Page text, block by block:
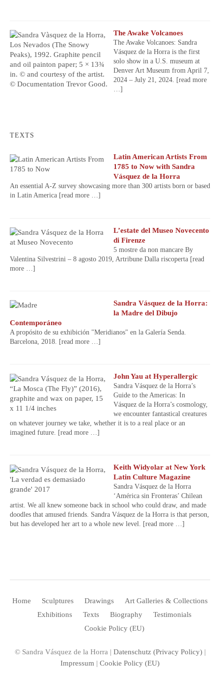
The Awake Volcanoes
The Awake Volcanoes: Sandra
Vásquez de la Horra is the first
solo show in a U.S. museum at
Denver Art Museum from April 7,
2024 – July 21, 2024. [read more
…]
TEXTS
Latin American Artists From
1785 to Now with Sandra
Vásquez de la Horra
An essential A-Z survey showcasing more than 300 artists born or based
in Latin America [read more …]
L’estate del Museo Novecento
di Firenze
5 mostre da non mancare By
Valentina Silvestrini – 8 agosto 2019, Artribune Dalla riscoperta [read
more …]
Sandra Vásquez de la Horra:
la Madre del Dibujo
Contemporáneo
A propósito de su exhibición "Meridianos" en la Galería Senda.
Barcelona, 2018.
[read more …]
John Yau at Hyperallergic
Sandra Vásquez de la Horra’s
Guide to the Americas: In
Vásquez de la Horra’s cosmology,
we encounter fantastical creatures
on whatever journey we take, whether it is to a real place or an
imagined future. [read more …]
Keith Widyolar at New York
Latin Culture Magazine
Sandra Vásquez de la Horra
‘América sin Fronteras’ Chilean
artist. We all knew someone back in school who could draw, and made
doodles that amused friends. Sandra Vásquez de la Horra is that person,
but has developed her art to a whole new level. [read more …]
Home Sculptures Drawings
Art Galleries & Collections
Exhibitions
Texts Biography
Testimonials
Cookie Policy (EU)
© Sandra Vásquez de la Horra | Datenschutz (Privacy Policy) |
Impressum | Cookie Policy (EU)